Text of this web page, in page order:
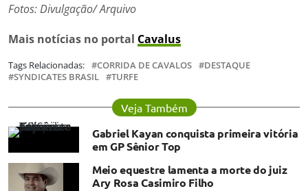
Fotos: Divulgação/ Arquivo
Mais notícias no portal Cavalus
Tags Relacionadas: CORRIDA DE CAVALOS
DESTAQUE
SYNDICATES BRASIL
TURFE
Veja Também
Gabriel Kayan conquista primeira vitória
em GP Sênior Top
Meio equestre lamenta a morte do juiz
Ary Rosa Casimiro Filho